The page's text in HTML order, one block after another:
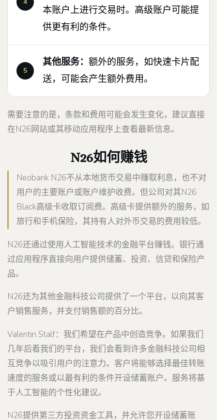
本账户上进行交易时。高级账户可能提
供更有利的条件。
其他服务： 额外的服务，如快速卡片配
送，可能会产生额外费用。
需要注意的是，条款和费用可能会发生变化，建议直接
在N26网站或其移动应用程序上查看最新信息。
N26如何赚钱
Neobank N26不从本地货币交易中赚取利息，也不对
用户的主要账户或账户维护收费。但公司对其N26
Black高级卡收取订阅费。高级卡提供额外的服务，如
旅行和手机保险，其持有人对外币交易的费用较低。
N26还通过使用人工智能技术的金融平台赚钱。银行通
过应用程序直接向用户提供储蓄、投资、信贷和保险产
品。
N26还为其他金融科技公司提供了一个平台，以向其客
户销售服务，并支付销售额的百分比。
Valentin Stalf：我们希望在产品中创造竞争。如果我们
几年后看我们的平台，我们会看到许多金融科技公司相
互竞争以吸引用户的注意力。客户将能够选择最佳转账
速度的服务或以最有利的条件开设储蓄账户。服务将基
于人工智能的个性化建议。
N26提供第三方投资资金工具，并允许您开设储蓄账